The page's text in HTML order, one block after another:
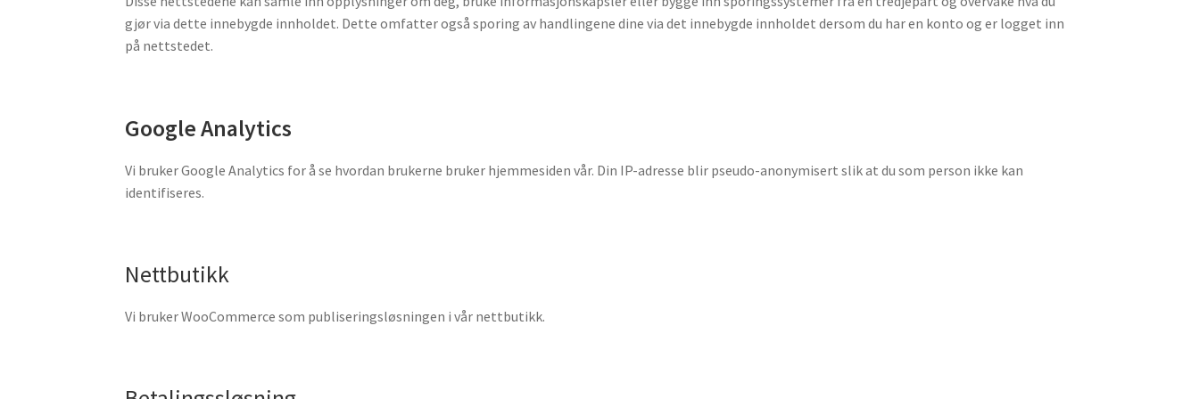
gjør via dette innebygde innholdet. Dette omfatter også sporing av handlingene dine via det innebygde innholdet dersom du har en konto og er logget inn
på nettstedet.
Google Analytics
Vi bruker Google Analytics for å se hvordan brukerne bruker hjemmesiden vår. Din IP-adresse blir pseudo-anonymisert slik at du som person ikke kan
identifiseres.
Nettbutikk
Vi bruker WooCommerce som publiseringsløsningen i vår nettbutikk.